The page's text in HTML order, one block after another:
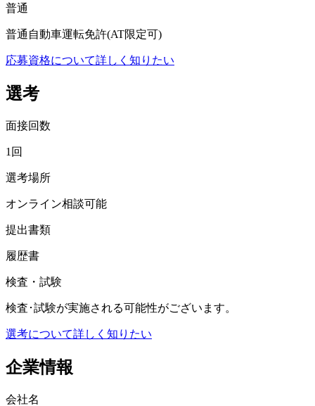
普通
普通自動車運転免許(AT限定可)
応募資格について詳しく知りたい
選考
面接回数
1回
選考場所
オンライン相談可能
提出書類
履歴書
検査・試験
検査･試験が実施される可能性がございます。
選考について詳しく知りたい
企業情報
会社名